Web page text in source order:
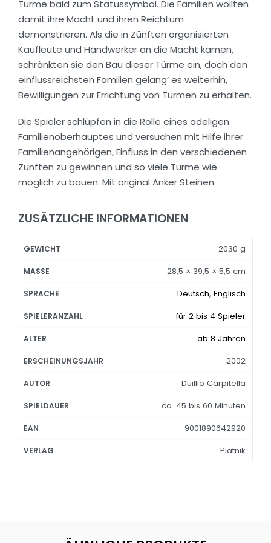
Türme bald zum Statussymbol. Die Familien wollten
damit ihre Macht und ihren Reichtum
demonstrieren. Als die in Zünften organisierten
Kaufleute und Handwerker an die Macht kamen,
schränkten sie den Bau dieser Türme ein, doch den
einflussreichsten Familien gelang‘ es weiterhin,
Bewilligungen zur Errichtung von Türmen zu erhalten.
Die Spieler schlüpfen in die Rolle eines adeligen
Familienoberhauptes und versuchen mit Hilfe ihrer
Familienangehörigen, Einfluss in den verschiedenen
Zünften zu gewinnen und so viele Türme wie
möglich zu bauen. Mit original Anker Steinen.
ZUSÄTZLICHE INFORMATIONEN
GEWICHT 2030 g
MASSE 28,5 × 39,5 × 5,5 cm
SPRACHE Deutsch, Englisch
SPIELERANZAHL für 2 bis 4 Spieler
ALTER ab 8 Jahren
ERSCHEINUNGSJAHR 2002
AUTOR Duillio Carpitella
SPIELDAUER ca. 45 bis 60 Minuten
EAN 9001890642920
VERLAG Piatnik